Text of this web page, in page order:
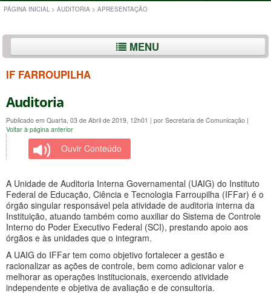
PÁGINA INICIAL > AUDITORIA > APRESENTAÇÃO
MENU
IF FARROUPILHA
Auditoria
Publicado em Quarta, 03 de Abril de 2019, 12h01 | por Secretaria de Comunicação |
Voltar à página anterior
Ouvir Conteúdo
A Unidade de Auditoria Interna Governamental (UAIG) do Instituto
Federal de Educação, Ciência e Tecnologia Farroupilha (IFFar) é o
órgão singular responsável pela atividade de auditoria interna da
Instituição, atuando também como auxiliar do Sistema de Controle
Interno do Poder Executivo Federal (SCI), prestando apoio aos
órgãos e às unidades que o integram.
A UAIG do IFFar tem como objetivo fortalecer a gestão e
racionalizar as ações de controle, bem como adicionar valor e
melhorar as operações institucionais, exercendo atividade
independente e objetiva de avaliação e de consultoria.